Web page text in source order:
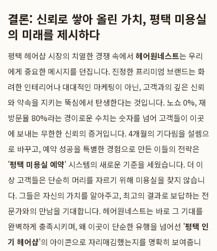
결론: 신뢰로 쌓아 올린 가치, 평택 미용실
의 미래를 제시하다
평택 헤어샵 시장의 치열한 경쟁 속에서 헤어원네스트는 우리
에게 중요한 메시지를 던집니다. 진정한 프리미엄 브랜드는 화
려한 인테리어나 대대적인 마케팅이 아닌, 고객과의 깊은 신뢰
와 약속을 지키는 뚝심에서 탄생한다는 것입니다. 노쇼 0%, 재
방문율 80%라는 경이로운 수치는 숫자를 넘어 고객들이 이곳
에 보내는 무한한 신뢰의 증거입니다. 4개월의 기다림을 설렘으
로 바꾸고, 예약 성공을 특별한 경험으로 만든 이들의 전략은
'평택 미용실 예약' 시스템의 새로운 기준을 세웠습니다. 더 이
상 고객들은 단순히 머리를 자르기 위해 미용실을 찾지 않습니
다. 그들은 자신의 가치를 알아주고, 최고의 결과로 보답하는 전
문가와의 만남을 기대합니다. 헤어원네스트는 바로 그 기대를
완벽하게 충족시키며, 왜 이곳이 단순한 유행을 넘어선 '평택 인
기 헤어샵'의 아이콘으로 자리매김했는지를 명확히 보여줍니